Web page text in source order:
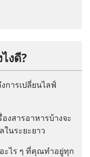
ง​ดี?
การ​เปลี่ยน​ไลฟ์​
อง​สาร​อาหาร​บ้าง​จะ​
น​ระยะ​ยาว
ะไร​ ๆ ​ที่​คุณ​ทำ​อยู่​ทุก​